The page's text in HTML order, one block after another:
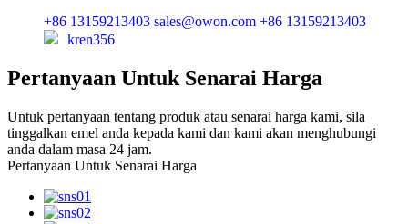
+86 13159213403 sales@owon.com +86 13159213403
kren356
Pertanyaan Untuk Senarai Harga
Untuk pertanyaan tentang produk atau senarai harga kami, sila
tinggalkan emel anda kepada kami dan kami akan menghubungi
anda dalam masa 24 jam.
Pertanyaan Untuk Senarai Harga